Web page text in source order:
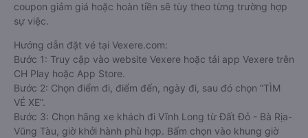
coupon giảm giá hoặc hoàn tiền sẽ tùy theo từng trường hợp
sự việc.
Hướng dẫn đặt vé tại Vexere.com:
Bước 1: Truy cập vào website Vexere hoặc tải app Vexere trên
CH Play hoặc App Store.
Bước 2: Chọn điểm đi, điểm đến, ngày đi, sau đó chọn “TÌM
VÉ XE”.
Bước 3: Chọn hãng xe khách đi Vĩnh Long từ Đất Đỏ - Bà Rịa-
Vũng Tàu, giờ khởi hành phù hợp. Bấm chọn vào khung giờ